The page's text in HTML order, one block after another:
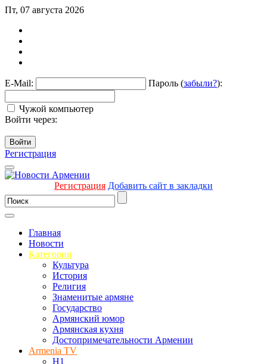
Пт, 07 августа 2026
E-Mail: Пароль (забыли?):
Чужой компьютер
Войти через:
Войти
Регистрация
Регистрация Добавить сайт в закладки
Главная
Новости
Категории
Культура
История
Религия
Знаменитые армяне
Государство
Армянский юмор
Армянская кухня
Достопримечательности Армении
Armenia TV
H1